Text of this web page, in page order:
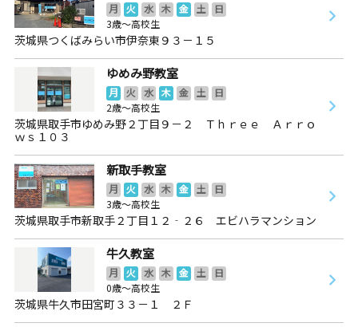
月 火 水 木 金 土
日
3歳～高校生
茨城県つくばみらい市伊奈東９３－１５
ゆめみ野教室
月 火 水 木 金 土
日
2歳～高校生
茨城県取手市ゆめみ野２丁目９－２ Ｔｈｒｅｅ Ａｒｒｏ
ｗｓ１０３
新取手教室
月 火 水 木 金 土
日
3歳～高校生
茨城県取手市新取手２丁目１２‐２６ エビハラマンション
牛久教室
月 火 水 木 金 土
日
0歳～高校生
茨城県牛久市田宮町３３－１ ２Ｆ